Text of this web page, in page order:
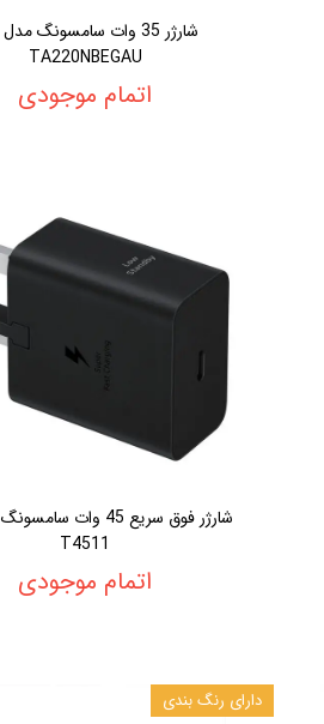
TA220NBEGAU
اتمام موجودی
T4511
اتمام موجودی
دارای رنگ بندی